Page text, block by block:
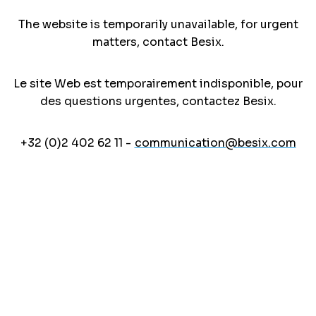
The website is temporarily unavailable, for urgent
matters, contact Besix.
Le site Web est temporairement indisponible, pour
des questions urgentes, contactez Besix.
+32 (0)2 402 62 11 - communication@besix.com